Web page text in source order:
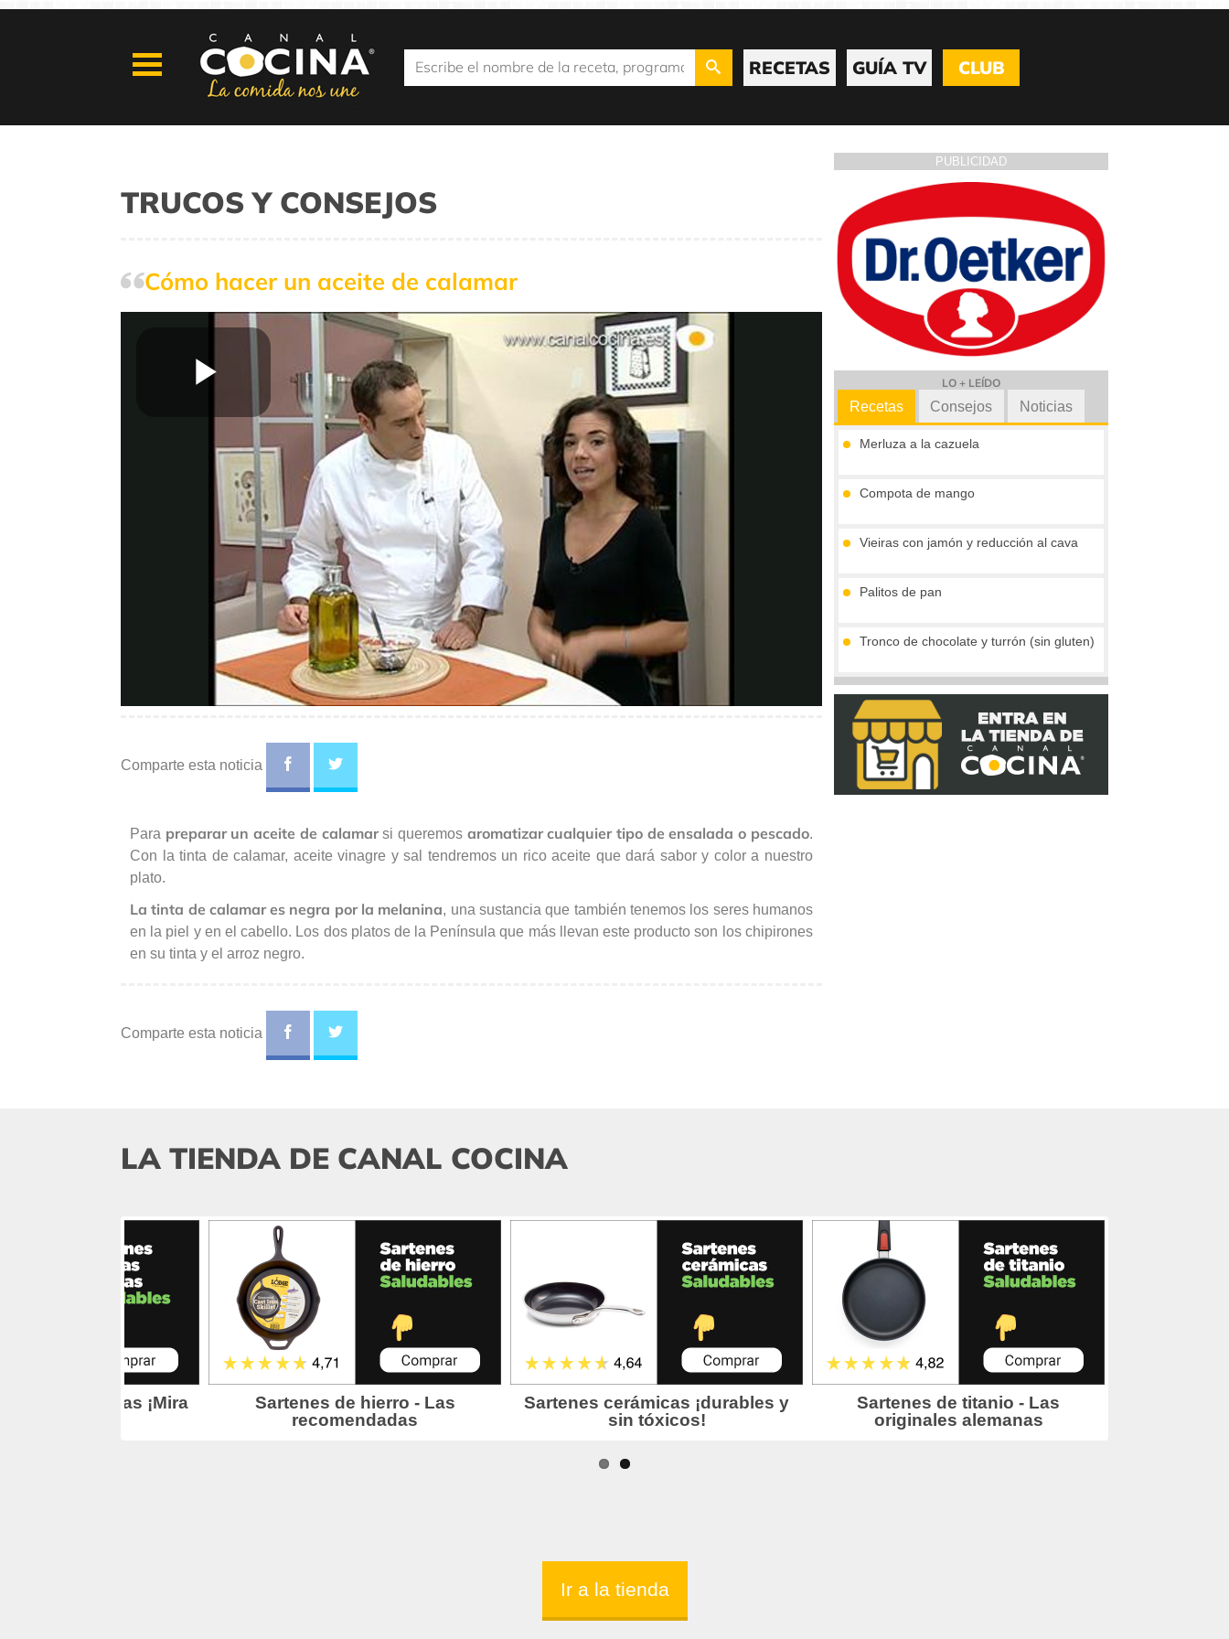
RECETAS GUÍA TV CLUB
TRUCOS Y CONSEJOS
Cómo hacer un aceite de calamar
Play
Video
Comparte esta noticia
Para preparar un aceite de calamarsi queremos aromatizar cualquier tipo de ensalada o pescado.
Con la tinta de calamar, aceite vinagre y sal tendremos un rico aceite que dará sabor y color a nuestro
plato.
La tinta de calamar es negra por la melanina, una sustancia que también tenemos los seres humanos
en la piel y en el cabello. Los dos platos de la Península que más llevan este producto son los chipirones
en su tinta y el arroz negro.
Comparte esta noticia
PUBLICIDAD
LO + LEÍDO
Recetas
Merluza a la cazuela
Compota de mango
Vieiras con jamón y reducción al cava
Palitos de pan
Tronco de chocolate y turrón (sin gluten)
Crema de boletus y huevo de codorniz
Consejos Noticias
LA TIENDA DE CANAL COCINA
Ir a la tienda